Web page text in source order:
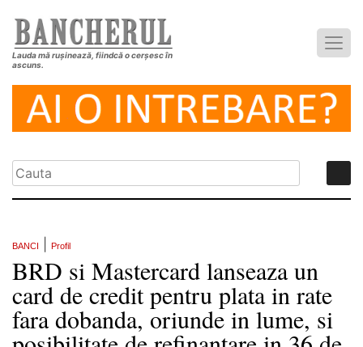
Lauda mă rușinează, fiindcă o cerșesc în
ascuns.
BANCI Profil
BRD si Mastercard lanseaza un
card de credit pentru plata in rate
fara dobanda, oriunde in lume, si